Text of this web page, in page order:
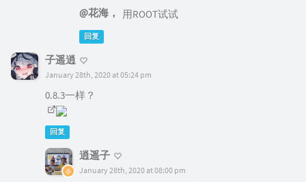
@花海， 用ROOT试试
回复
子遥逍
January 28th, 2020 at 05:24 pm
0.8.3一样？
回复
逍遥子
January 28th, 2020 at 08:00 pm